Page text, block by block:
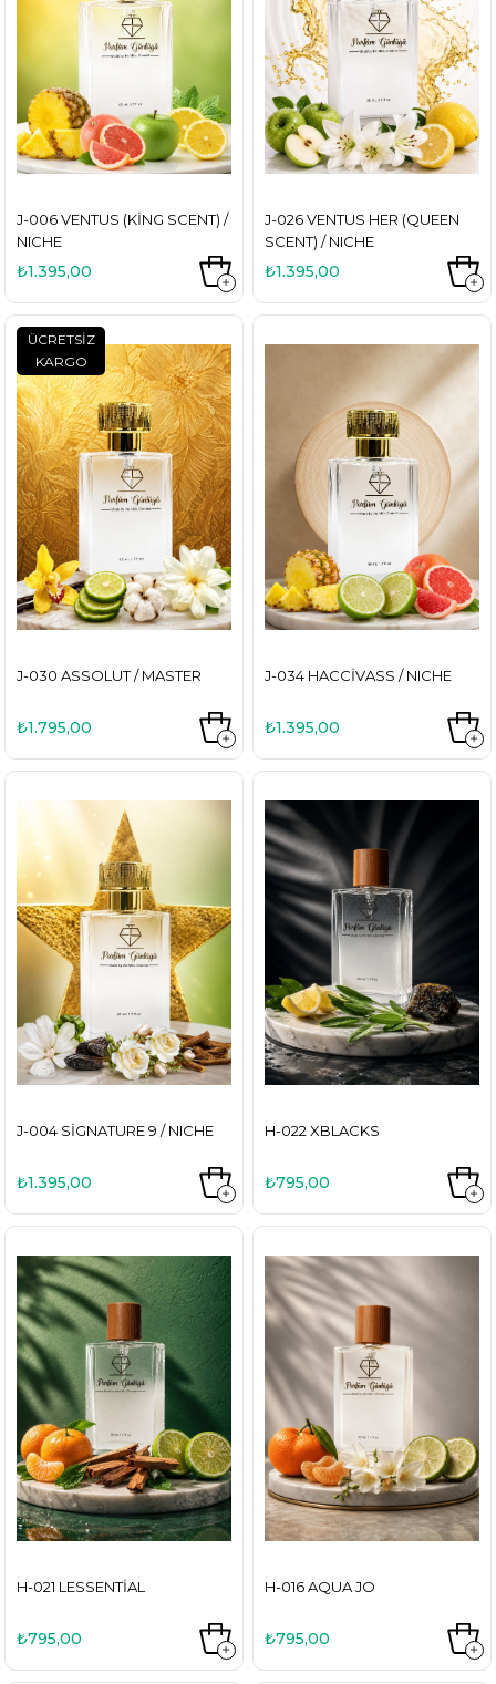
J-006 VENTUS (KING SCENT) /
NICHE
₺1.395,00
J-026 VENTUS HER (QUEEN
SCENT) / NICHE
₺1.395,00
J-030 ASSOLUT / MASTER
₺1.795,00
ÜCRETSIZ
KARGO
J-034 HACCIVASS / NICHE
₺1.395,00
J-004 SIGNATURE 9 / NICHE
₺1.395,00
H-022 XBLACKS
₺795,00
H-021 LESSENTIAL
₺795,00
H-016 AQUA JO
₺795,00